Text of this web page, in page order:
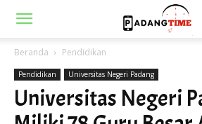
Beranda Pendidikan
Pendidikan Universitas Negeri Padang
Universitas Negeri